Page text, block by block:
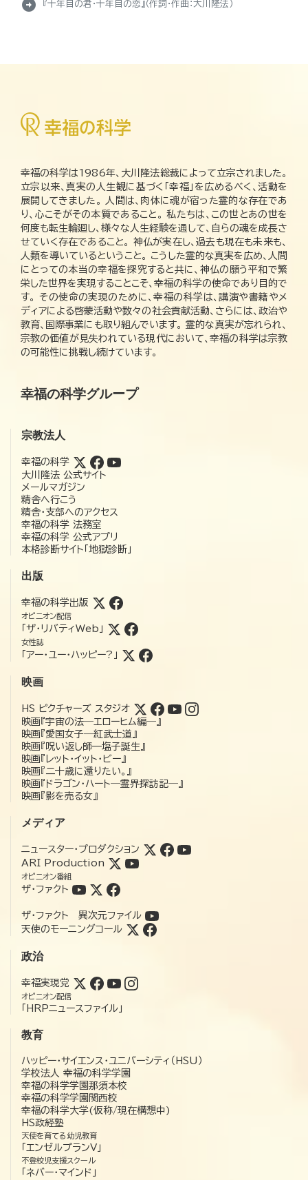
arrow_circle_right 『十年目の君・十年目の恋』（作詞・作曲：大川隆法）
幸福の科学は1986年、大川隆法総裁によって立宗されました。
立宗以来、真実の人生観に基づく「幸福」を広めるべく、活動を
展開してきました。 人間は、肉体に魂が宿った霊的な存在であ
り、心こそがその本質であること。 私たちは、この世とあの世を
何度も転生輪廻し、様々な人生経験を通して、自らの魂を成長さ
せていく存在であること。 神仏が実在し、過去も現在も未来も、
人類を導いているということ。 こうした霊的な真実を広め、人間
にとっての本当の幸福を探究すると共に、神仏の願う平和で繁
栄した世界を実現することこそ、幸福の科学の使命であり目的で
す。 その使命の実現のために、幸福の科学は、講演や書籍やメ
ディアによる啓蒙活動や数々の社会貢献活動、さらには、政治や
教育、国際事業にも取り組んでいます。 霊的な真実が忘れられ、
宗教の価値が見失われている現代において、幸福の科学は宗教
の可能性に挑戦し続けています。
幸福の科学グループ
宗教法人
幸福の科学
大川隆法 公式サイト
メールマガジン
精舎へ行こう
精舎・支部へのアクセス
幸福の科学 法務室
幸福の科学 公式アプリ
本格診断サイト「地獄診断」
出版
幸福の科学出版
オピニオン配信
「ザ・リバティWeb」
女性誌
「アー・ユー・ハッピー?」
映画
HS ピクチャーズ スタジオ
映画『宇宙の法―エローヒム編―』
映画『愛国女子―紅武士道』
映画『呪い返し師—塩子誕生』
映画『レット・イット・ビー』
映画『二十歳に還りたい。』
映画『ドラゴン・ハート―霊界探訪記―』
映画『影を売る女』
メディア
ニュースター・プロダクション
ARI Production
オピニオン番組
ザ・ファクト
ザ・ファクト 異次元ファイル
天使のモーニングコール
政治
幸福実現党
オピニオン配信
「HRPニュースファイル」
教育
ハッピー・サイエンス・ユニバーシティ（HSU）
学校法人 幸福の科学学園
幸福の科学学園那須本校
幸福の科学学園関西校
幸福の科学大学(仮称/現在構想中)
HS政経塾
天使を育てる幼児教育
「エンゼルプランV」
不登校児支援スクール
「ネバー・マインド」